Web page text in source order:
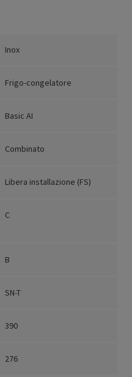
Inox
Frigo-congelatore
Basic AI
Combinato
Libera installazione (FS)
C
B
SN-T
390
276